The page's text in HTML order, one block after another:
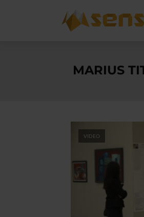
MARIUS
VIDEO